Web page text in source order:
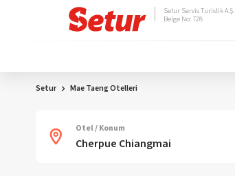
Setur Servis Turistik A.Ş.
Belge No: 728
Setur Mae Taeng Otelleri
Otel / Konum